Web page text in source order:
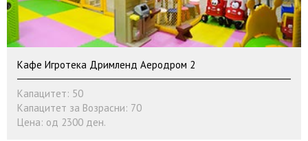
Кафе Игротека Дримленд Аеродром 2
Капацитет: 50
Капацитет за Возрасни: 70
Цена: од 2300 ден.